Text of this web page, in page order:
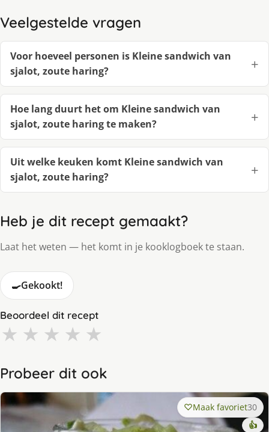
Veelgestelde vragen
Voor hoeveel personen is Kleine sandwich van
sjalot, zoute haring?
Hoe lang duurt het om Kleine sandwich van
sjalot, zoute haring te maken?
Uit welke keuken komt Kleine sandwich van
sjalot, zoute haring?
Heb je dit recept gemaakt?
Laat het weten — het komt in je kooklogboek te staan.
🍳Gekookt!
Beoordeel dit recept
★ ★ ★ ★ ★
Probeer dit ook
Maak favoriet30
👍